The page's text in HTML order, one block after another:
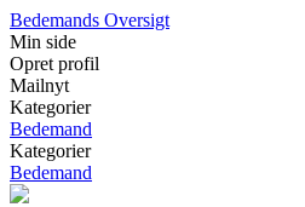
Bedemands Oversigt
Min side
Opret profil
Mailnyt
Kategorier
Bedemand
Kategorier
Bedemand